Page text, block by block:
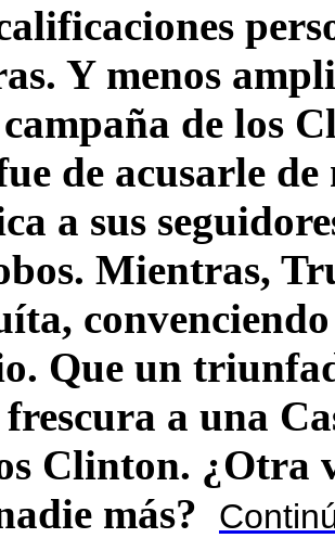
Y menos
de los
de acusarle
a sus
Mientras,
Que un
a una
Clinton. ¿Otra
más?